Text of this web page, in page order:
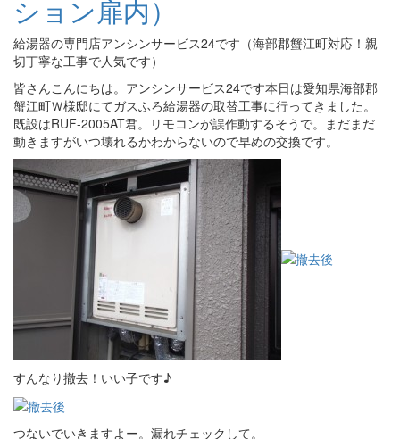
ション扉内）
給湯器の専門店アンシンサービス24です（海部郡蟹江町対応！親
切丁寧な工事で人気です）
皆さんこんにちは。アンシンサービス24です本日は愛知県海部郡
蟹江町Ｗ様邸にてガスふろ給湯器の取替工事に行ってきました。
既設はRUF-2005AT君。リモコンが誤作動するそうで。まだまだ
動きますがいつ壊れるかわからないので早めの交換です。
すんなり撤去！いい子です♪
つないでいきますよー。漏れチェックして。